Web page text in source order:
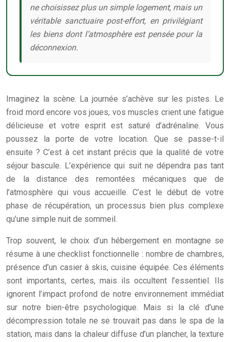
ne choisissez plus un simple logement, mais un
véritable sanctuaire post-effort, en privilégiant
les biens dont l’atmosphère est pensée pour la
déconnexion.
Imaginez la scène. La journée s’achève sur les pistes. Le
froid mord encore vos joues, vos muscles crient une fatigue
délicieuse et votre esprit est saturé d’adrénaline. Vous
poussez la porte de votre location. Que se passe-t-il
ensuite ? C’est à cet instant précis que la qualité de votre
séjour bascule. L’expérience qui suit ne dépendra pas tant
de la distance des remontées mécaniques que de
l’atmosphère qui vous accueille. C’est le début de votre
phase de récupération, un processus bien plus complexe
qu’une simple nuit de sommeil.
Trop souvent, le choix d’un hébergement en montagne se
résume à une checklist fonctionnelle : nombre de chambres,
présence d’un casier à skis, cuisine équipée. Ces éléments
sont importants, certes, mais ils occultent l’essentiel. Ils
ignorent l’impact profond de notre environnement immédiat
sur notre bien-être psychologique. Mais si la clé d’une
décompression totale ne se trouvait pas dans le spa de la
station, mais dans la chaleur diffuse d’un plancher, la texture